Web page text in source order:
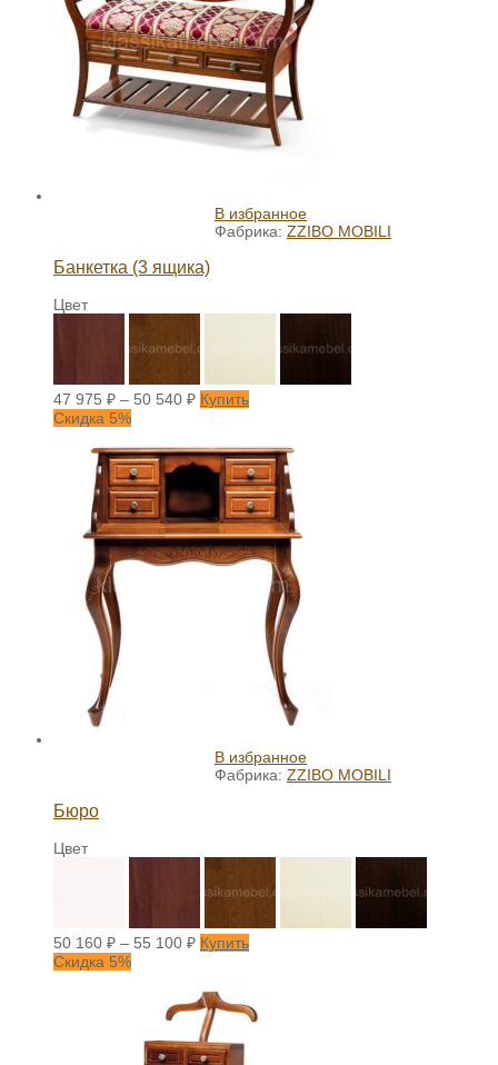
В избранное
Фабрика: ZZIBO MOBILI
Банкетка (3 ящика)
Цвет
47 975 ₽ – 50 540 ₽ Купить
Скидка 5%
В избранное
Фабрика: ZZIBO MOBILI
Бюро
Цвет
50 160 ₽ – 55 100 ₽ Купить
Скидка 5%